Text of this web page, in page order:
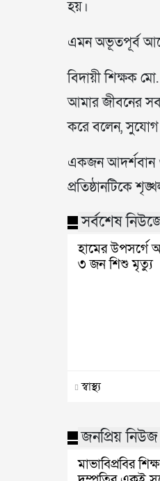
হয়।
এমন অভূতপূর্ব
বিদায়ী শিক্ষক
আমার জীবনের
করে বলেন,
একজন আদর্শবান ও
প্রতিষ্ঠানটিকে
সর্বশেষ
হামের উপসর্গে
৩ জন শিশু মৃত্যু
স্বাস্থ্য
জনপ্রিয় নিউজ
মাভাবিপ্রবির